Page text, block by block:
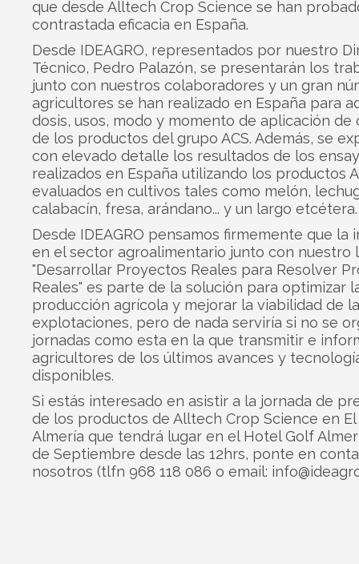
que desde Alltech Crop Science se han
contrastada eficacia en España.
Desde IDEAGRO, representados por nuestro
Técnico, Pedro Palazón, se presentarán los
junto con nuestros colaboradores y un gran
agricultores se han realizado en España para
dosis, usos, modo y momento de aplicación de
de los productos del grupo ACS. Además, se
con elevado detalle los resultados de los
realizados en España utilizando los productos
evaluados en cultivos tales como melón,
calabacín, fresa, arándano... y un largo etcétera.
Desde IDEAGRO pensamos firmemente que la
en el sector agroalimentario junto con nuestro
"Desarrollar Proyectos Reales para Resolver
Reales" es parte de la solución para optimizar
producción agrícola y mejorar la viabilidad de
explotaciones, pero de nada serviría si no se
jornadas como esta en la que transmitir e
agricultores de los últimos avances y
disponibles.
Si estás interesado en asistir a la jornada de
de los productos de Alltech Crop Science en El
Almería que tendrá lugar en el Hotel Golf
de Septiembre desde las 12hrs, ponte en
nosotros (tlfn 968 118 086 o email: